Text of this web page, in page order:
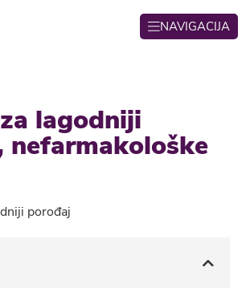
NAVIGACIJA
lagodniji
nefarmakološke